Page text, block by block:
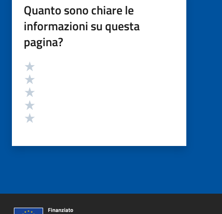
Quanto sono chiare le
informazioni su questa
pagina?
Valutazione